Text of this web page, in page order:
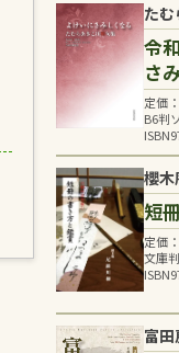
たむ
令
さ
定価
B6判
櫻木
短
定価
文庫
富